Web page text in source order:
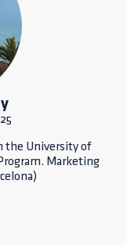
the University of
Marketing